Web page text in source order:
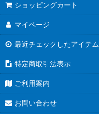
ショッピングカート
マイページ
最近チェックしたアイテム
特定商取引法表示
ご利用案内
お問い合わせ